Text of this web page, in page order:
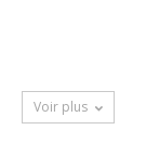
Voir plus